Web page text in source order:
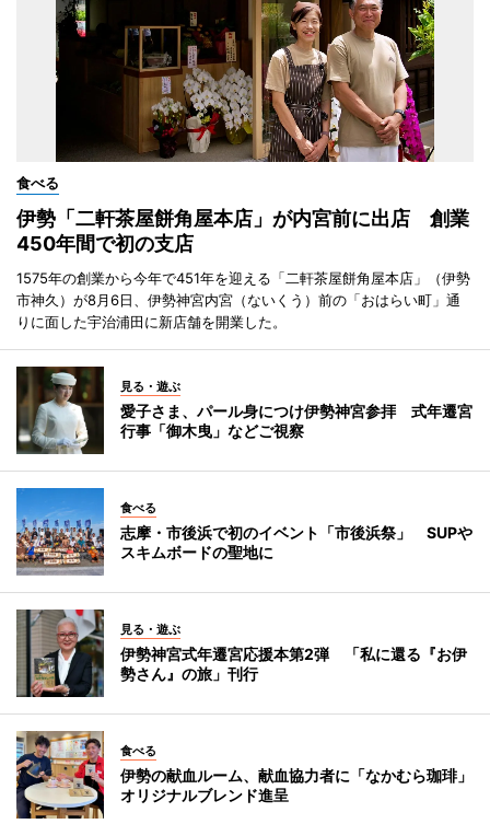
食べる
伊勢「二軒茶屋餅角屋本店」が内宮前に出店 創業
450年間で初の支店
1575年の創業から今年で451年を迎える「二軒茶屋餅角屋本店」（伊勢
市神久）が8月6日、伊勢神宮内宮（ないくう）前の「おはらい町」通
りに面した宇治浦田に新店舗を開業した。
見る・遊ぶ
愛子さま、パール身につけ伊勢神宮参拝 式年遷宮
行事「御木曳」などご視察
食べる
志摩・市後浜で初のイベント「市後浜祭」 SUPや
スキムボードの聖地に
見る・遊ぶ
伊勢神宮式年遷宮応援本第2弾 「私に還る『お伊
勢さん』の旅」刊行
食べる
伊勢の献血ルーム、献血協力者に「なかむら珈琲」
オリジナルブレンド進呈